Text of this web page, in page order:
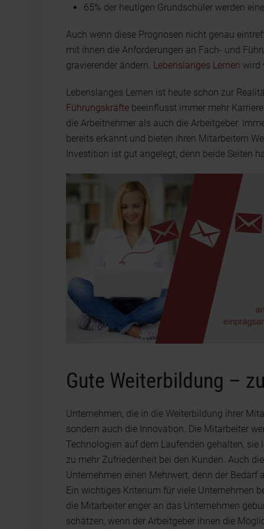
65% der heutigen Grundschüler werden
Auch wenn diese Prognosen nicht genau
mit ihnen die Anforderungen an Fach- und
gravierender ändern. Lebenslanges Lernen wird
Lebenslanges Lernen ist heute schon zur
Führungskräfte beeinflusst immer mehr
die Arbeitnehmer als auch die Arbeitgeber.
bereits erkannt und bieten ihren Mitarbeitern
Investition ist gut angelegt, denn beide Seiten
Gute Weiterbildung –
Unternehmen, die in die Weiterbildung ihrer
sondern auch die Innovation. Die Mitarbeiter
Technologien auf dem Laufenden gehalten,
zu mehr Zufriedenheit bei den Kunden. Auch
Unternehmen einen Mehrwert, denn der
Ein wichtiges Kriterium für viele Unternehmen
die Mitarbeiter enger an das Unternehmen
schätzen, wenn der Arbeitgeber ihnen die